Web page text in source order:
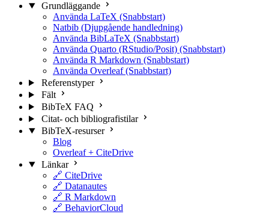
Grundläggande
Använda LaTeX (Snabbstart)
Natbib (Djupgående handledning)
Använda BibLaTeX (Snabbstart)
Använda Quarto (RStudio/Posit) (Snabbstart)
Använda R Markdown (Snabbstart)
Använda Overleaf (Snabbstart)
Referenstyper
Fält
BibTeX FAQ
Citat- och bibliografistilar
BibTeX-resurser
Blog
Overleaf + CiteDrive
Länkar
🔗 CiteDrive
🔗 Datanautes
🔗 R Markdown
🔗 BehaviorCloud